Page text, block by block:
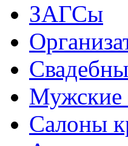
ЗАГСы
Cалоны